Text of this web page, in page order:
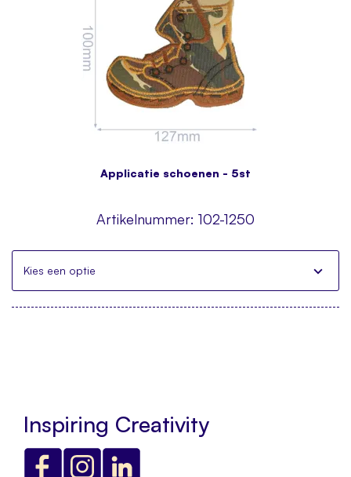
Applicatie schoenen - 5st
Artikelnummer: 102-1250
Kies een optie
Inspiring Creativity